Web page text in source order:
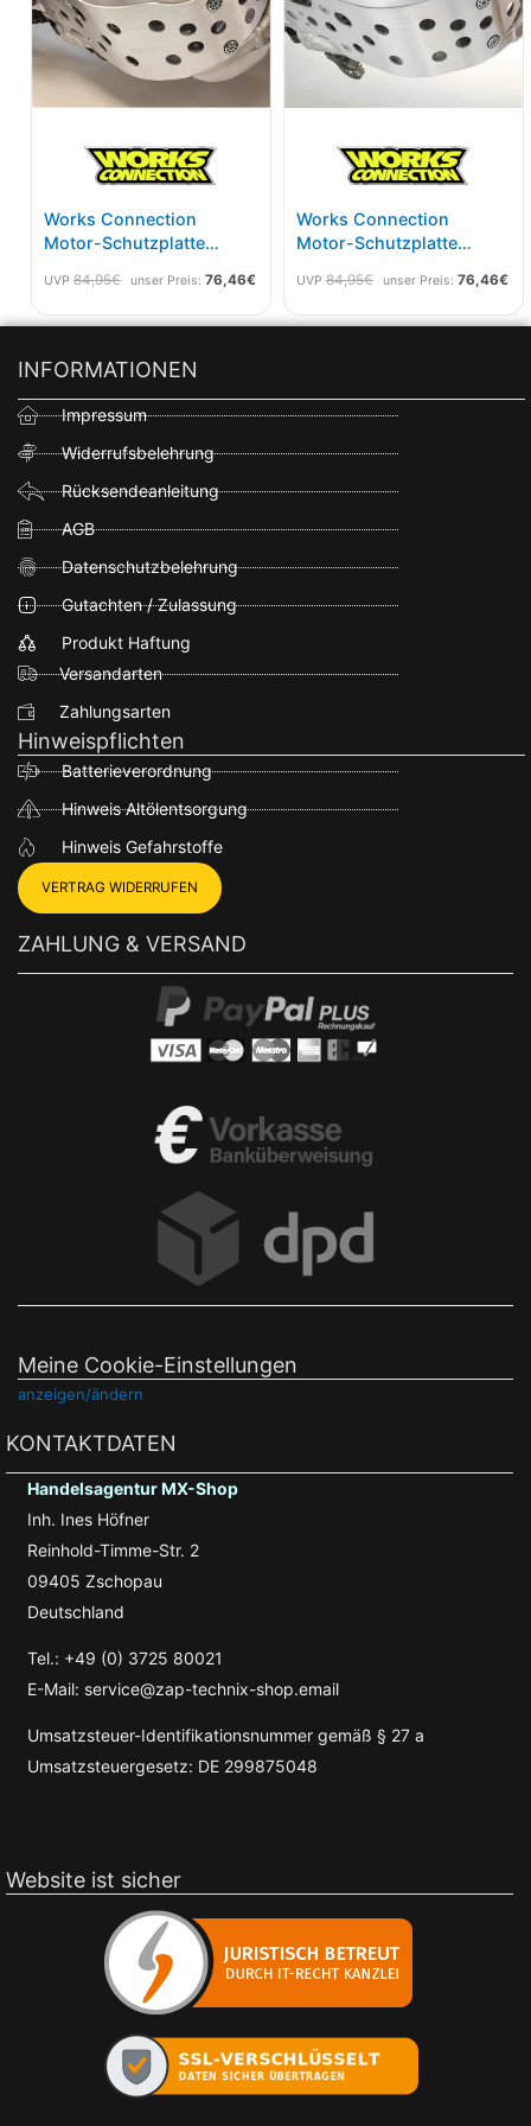
Works Connection
Motor-Schutzplatte
UVP 84,95€ unser Preis: 76,46€
Works Connection
Motor-Schutzplatte
UVP 84,95€ unser Preis: 76,46€
INFORMATIONEN
Impressum
Widerrufsbelehrung
Rücksendeanleitung
AGB
Datenschutzbelehrung
Gutachten / Zulassung
Produkt Haftung
Versandarten
Zahlungsarten
Hinweispflichten
Batterieverordnung
Hinweis Altölentsorgung
Hinweis Gefahrstoffe
VERTRAG WIDERRUFEN
ZAHLUNG & VERSAND
Meine Cookie-Einstellungen
anzeigen/ändern
KONTAKTDATEN
Handelsagentur MX-Shop
Inh. Ines Höfner
Reinhold-Timme-Str. 2
09405 Zschopau
Deutschland
Tel.: +49 (0) 3725 80021
E-Mail: service@zap-technix-shop.email
Umsatzsteuer-Identifikationsnummer gemäß § 27 a
Umsatzsteuergesetz: DE 299875048
Website ist sicher